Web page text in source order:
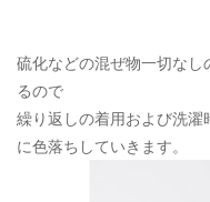
硫化などの混ぜ物一切な
るので
繰り返しの着用および洗
に色落ちしていきます。